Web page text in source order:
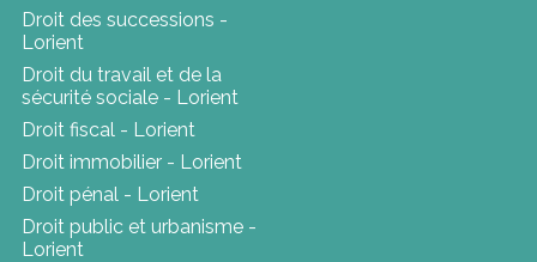
Droit des successions -
Lorient
Droit du travail et de la
sécurité sociale - Lorient
Droit fiscal - Lorient
Droit immobilier - Lorient
Droit pénal - Lorient
Droit public et urbanisme -
Lorient